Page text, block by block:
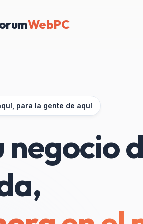
WebPC
para la gente de aquí
negocio